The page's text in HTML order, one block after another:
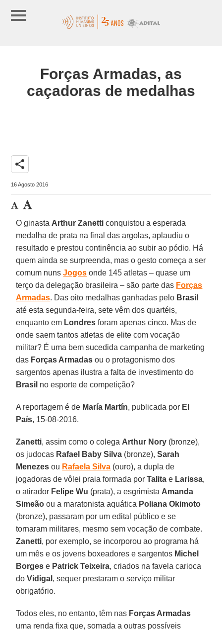
Forças Armadas, as
caçadoras de medalhas
share
16 Agosto 2016
O ginasta Arthur Zanetti conquistou a esperada
medalha de prata na final das argolas, aplaudiu o
resultado e prestou continência ao subir ao pódio. Há
quem ainda se surpreenda, mas o gesto começa a ser
comum nunsJogos onde 145 atletas – quase um
terço da delegação brasileira – são parte das Forças
Armadas. Das oito medalhas ganhadas pelo Brasil
até esta segunda-feira, sete vêm dos quartéis,
enquanto em Londres foram apenas cinco. Mas de
onde saem tantos atletas de elite com vocação
militar? É uma bem sucedida campanha de marketing
das Forças Armadas ou o protagonismo dos
sargentos apenas ilustra a falta de investimento do
Brasil no esporte de competição?
A reportagem é de María Martín, publicada por El
País, 15-08-2016.
Zanetti, assim como o colega Arthur Nory (bronze),
os judocas Rafael Baby Silva (bronze),Sarah
Menezes ou Rafaela Silva (ouro), a dupla de
jogadoras de vôlei praia formada porTalita e Larissa,
o atirador Felipe Wu (prata), a esgrimista Amanda
Simeão ou a maratonista aquática Poliana Okimoto
(bronze), passaram por um edital público e se
tornaram militares, mesmo sem vocação de combate.
Zanetti, por exemplo, se incorporou ao programa há
um mês e os jovens boxeadores e sargentos Michel
Borges e Patrick Teixeira, criados na favela carioca
doVidigal , sequer prestaram o serviço militar
obrigatório.
Todos eles, no entanto, têm nas Forças Armadas
uma renda fixa que, somada a outras possíveis